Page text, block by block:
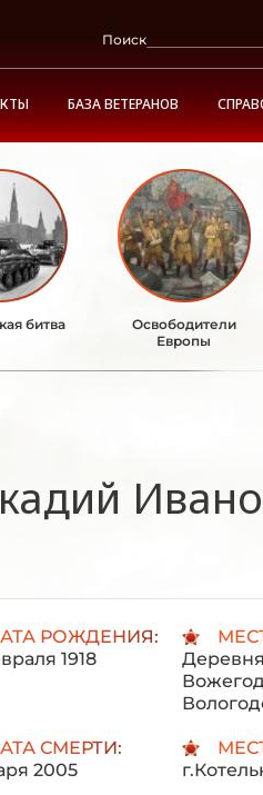
Поиск
БАЗА ВЕТЕРАНОВ
битва
Освободители
Европы
РОЖДЕНИЯ:
1918
СМЕРТИ:
2005